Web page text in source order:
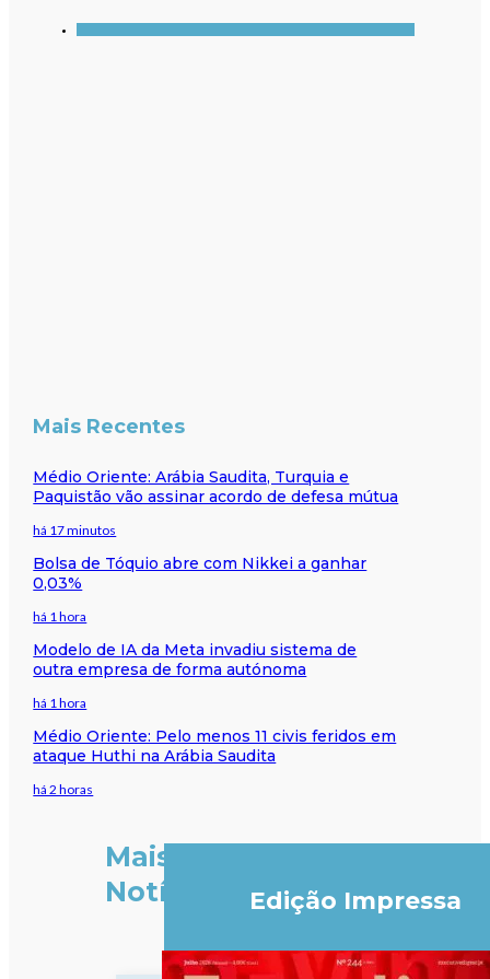
Mais Recentes
Médio Oriente: Arábia Saudita, Turquia e
Paquistão vão assinar acordo de defesa mútua
há 17 minutos
Bolsa de Tóquio abre com Nikkei a ganhar
0,03%
há 1 hora
Modelo de IA da Meta invadiu sistema de
outra empresa de forma autónoma
há 1 hora
Médio Oriente: Pelo menos 11 civis feridos em
ataque Huthi na Arábia Saudita
há 2 horas
Mais
Notícias
Edição Impressa